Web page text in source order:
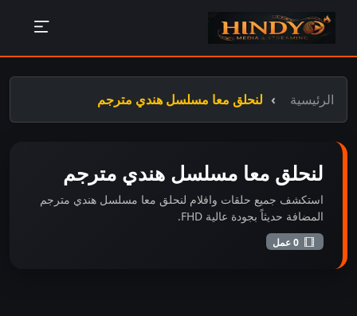
الرئيسية لنحلق معا مسلسل هندي مترجم
لنحلق معا مسلسل هندي مترجم
استكشف جميع حلقات وافلام لنحلق معا مسلسل هندي مترجم
المضافة حديثاً بجودة عالية FHD.